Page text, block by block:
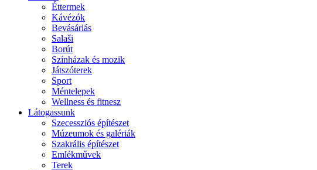
Éttermek
Kávézók
Bevásárlás
Salaši
Borút
Színházak és mozik
Játszóterek
Sport
Méntelepek
Wellness és fitnesz
Látogassunk
Szecessziós építészet
Múzeumok és galériák
Szakrális építészet
Emlékművek
Terek